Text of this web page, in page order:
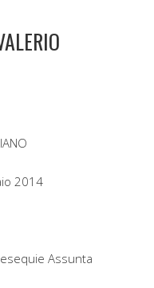
2014
Assunta